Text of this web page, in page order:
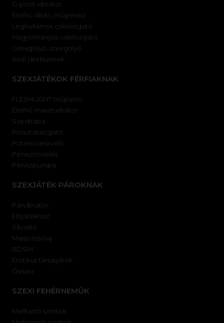
G-pont vibrátor
Élethű dildó, műpénisz
Léghullámos csiklóizgató
Hagyományos csiklóizgató
Gésagolyó, szexgolyó
Anál játékszerek
SZEXJÁTÉKOK FÉRFIAKNAK
FLESHLIGHT műpunci
Élethű maszturbátor
Szexbaba
Prosztataizgató
Potencianövelő
Pénisznövelés
Péniszpumpa
SZEXJÁTÉK PÁROKNAK
Párvibrátor
Előjátékhoz
Síkosító
Masszázsolaj
BDSM
Erotikus társasjáték
Óvszer
SZEXI FEHÉRNEMŰK
Melltartó szettek